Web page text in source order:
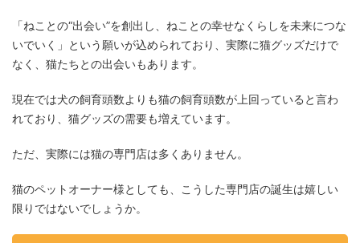
「ねことの“出会い”を創出し、ねことの幸せなくらしを未来につな
いでいく」という願いが込められており、実際に猫グッズだけで
なく、猫たちとの出会いもあります。
現在では犬の飼育頭数よりも猫の飼育頭数が上回っていると言わ
れており、猫グッズの需要も増えています。
ただ、実際には猫の専門店は多くありません。
猫のペットオーナー様としても、こうした専門店の誕生は嬉しい
限りではないでしょうか。